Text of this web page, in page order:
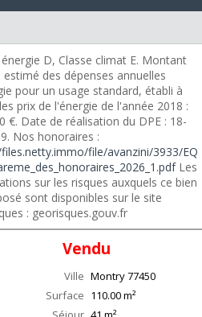
énergie D, Classe climat E. Montant
des dépenses annuelles
pour un usage standard, établi à
prix de l'énergie de l'année 2018 :
€. Date de réalisation du DPE : 18-
Nos honoraires :
file/avanzini/3933/EQ
Les
sur les risques auxquels ce bien
sont disponibles sur le site
: georisques.gouv.fr
Vendu
Ville Montry77450
Surface 110.00m²